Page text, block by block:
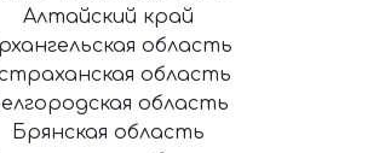
Алтайский край
область
область
область
Брянская область